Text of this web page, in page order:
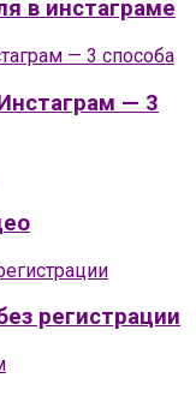
в инстаграме
— 3
регистрации